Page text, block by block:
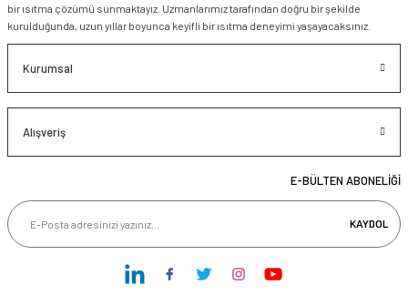
bir ısıtma çözümü sunmaktayız. Uzmanlarımız tarafından doğru bir şekilde
kurulduğunda, uzun yıllar boyunca keyifli bir ısıtma deneyimi yaşayacaksınız.
Kurumsal
Alışveriş
E-BÜLTEN ABONELİĞİ
KAYDOL